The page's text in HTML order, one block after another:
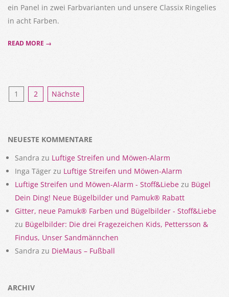
ein Panel in zwei Farbvarianten und unsere Classix Ringelies
in acht Farben.
READ MORE →
Seitennummerierung
1 2 Nächste
NEUESTE KOMMENTARE
Sandra zu Luftige Streifen und Möwen-Alarm
Inga Täger zu Luftige Streifen und Möwen-Alarm
Luftige Streifen und Möwen-Alarm - Stoff&Liebe zu Bügel
Dein Ding! Neue Bügelbilder und Pamuk® Rabatt
Gitter, neue Pamuk® Farben und Bügelbilder - Stoff&Liebe
zu Bügelbilder: Die drei Fragezeichen Kids, Pettersson &
Findus, Unser Sandmännchen
Sandra zu DieMaus – Fußball
ARCHIV